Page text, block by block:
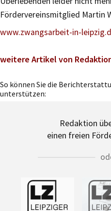
Fördervereinsmitglied Martin
www.zwangsarbeit-in-
weitere Artikel von
So können Sie die
unterstützen:
Redaktion
einen freien